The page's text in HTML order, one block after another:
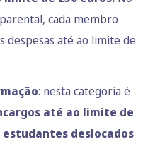
cada membro
despesas até ao limite de
: nesta categoria é
até ao limite de
estudantes deslocados